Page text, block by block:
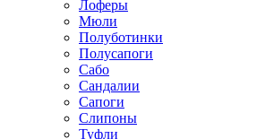
Лоферы
Мюли
Полуботинки
Полусапоги
Сабо
Сандалии
Сапоги
Слипоны
Туфли